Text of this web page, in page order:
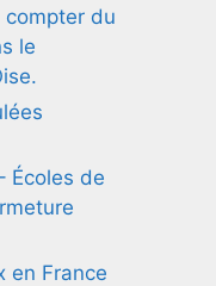
compter du
le
Écoles de
en France